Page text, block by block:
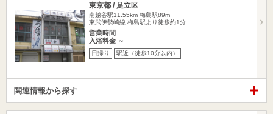
東京都 / 足立区
南越谷駅11.55km 梅島駅89m
東武伊勢崎線 梅島駅より徒歩約1分
営業時間
入浴料金 ～
日帰り 駅近（徒歩10分以内）
関連情報から探す